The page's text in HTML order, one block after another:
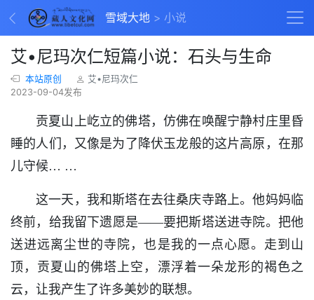
雪域大地 小说
艾•尼玛次仁短篇小说：石头与生命
本站原创
艾•尼玛次仁
2023-09-04发布
贡夏山上屹立的佛塔，仿佛在唤醒宁静村庄里昏
睡的人们，又像是为了降伏玉龙般的这片高原，在那
儿守候… …
这一天，我和斯塔在去往桑庆寺路上。他妈妈临
终前，给我留下遗愿是——要把斯塔送进寺院。把他
送进远离尘世的寺院，也是我的一点心愿。走到山
顶，贡夏山的佛塔上空，漂浮着一朵龙形的褐色之
云，让我产生了许多美妙的联想。